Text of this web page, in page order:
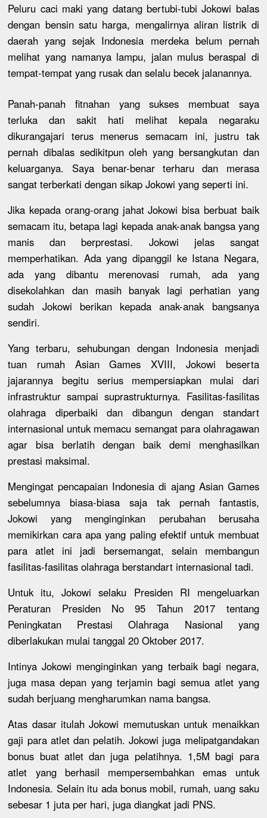
Peluru caci maki yang datang bertubi-tubi Jokowi balas
dengan bensin satu harga, mengalirnya aliran listrik di
daerah yang sejak Indonesia merdeka belum pernah
melihat yang namanya lampu, jalan mulus beraspal di
tempat-tempat yang rusak dan selalu becek jalanannya.
Panah-panah fitnahan yang sukses membuat saya
terluka dan sakit hati melihat kepala negaraku
dikurangajari terus menerus semacam ini, justru tak
pernah dibalas sedikitpun oleh yang bersangkutan dan
keluarganya. Saya benar-benar terharu dan merasa
sangat terberkati dengan sikap Jokowi yang seperti ini.
Jika kepada orang-orang jahat Jokowi bisa berbuat baik
semacam itu, betapa lagi kepada anak-anak bangsa yang
manis dan berprestasi. Jokowi jelas sangat
memperhatikan. Ada yang dipanggil ke Istana Negara,
ada yang dibantu merenovasi rumah, ada yang
disekolahkan dan masih banyak lagi perhatian yang
sudah Jokowi berikan kepada anak-anak bangsanya
sendiri.
Yang terbaru, sehubungan dengan Indonesia menjadi
tuan rumah Asian Games XVIII, Jokowi beserta
jajarannya begitu serius mempersiapkan mulai dari
infrastruktur sampai suprastrukturnya. Fasilitas-fasilitas
olahraga diperbaiki dan dibangun dengan standart
internasional untuk memacu semangat para olahragawan
agar bisa berlatih dengan baik demi menghasilkan
prestasi maksimal.
Mengingat pencapaian Indonesia di ajang Asian Games
sebelumnya biasa-biasa saja tak pernah fantastis,
Jokowi yang menginginkan perubahan berusaha
memikirkan cara apa yang paling efektif untuk membuat
para atlet ini jadi bersemangat, selain membangun
fasilitas-fasilitas olahraga berstandart internasional tadi.
Untuk itu, Jokowi selaku Presiden RI mengeluarkan
Peraturan Presiden No 95 Tahun 2017 tentang
Peningkatan Prestasi Olahraga Nasional yang
diberlakukan mulai tanggal 20 Oktober 2017.
Intinya Jokowi menginginkan yang terbaik bagi negara,
juga masa depan yang terjamin bagi semua atlet yang
sudah berjuang mengharumkan nama bangsa.
Atas dasar itulah Jokowi memutuskan untuk menaikkan
gaji para atlet dan pelatih. Jokowi juga melipatgandakan
bonus buat atlet dan juga pelatihnya. 1,5M bagi para
atlet yang berhasil mempersembahkan emas untuk
Indonesia. Selain itu ada bonus mobil, rumah, uang saku
sebesar 1 juta per hari, juga diangkat jadi PNS.